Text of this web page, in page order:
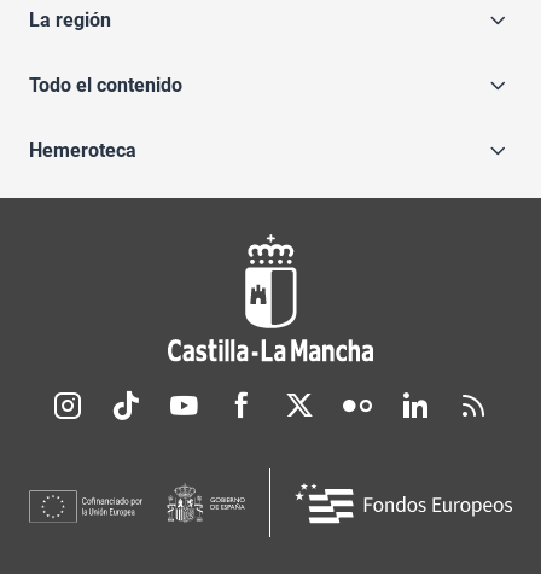
La región
Todo el contenido
Hemeroteca
Redes sociales JCCM